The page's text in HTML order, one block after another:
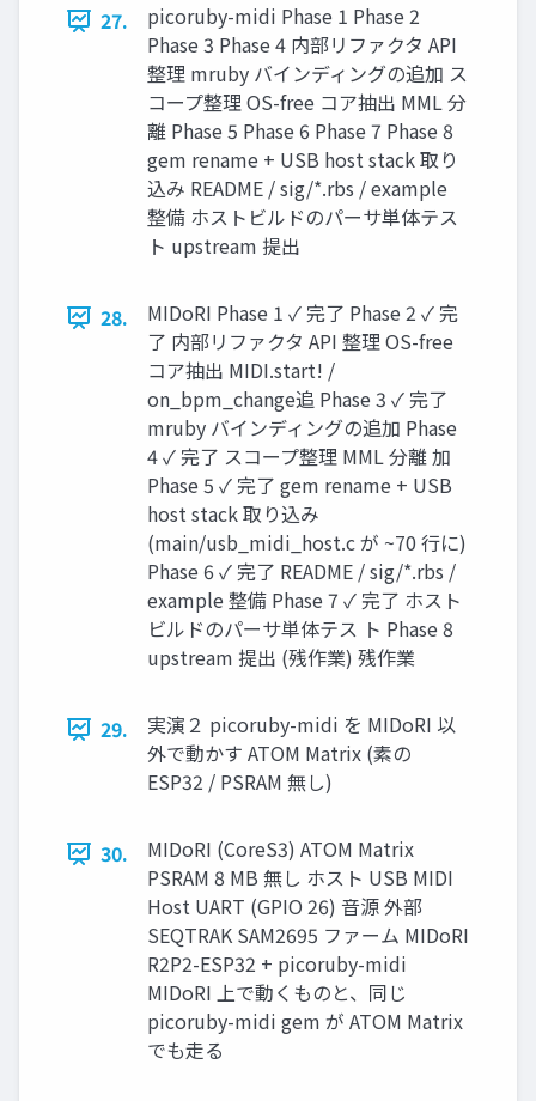
27.
picoruby-midi Phase 1 Phase 2
Phase 3 Phase 4 内部リファクタ API
整理 mruby バインディングの追加 ス
コープ整理 OS-free コア抽出 MML 分
離 Phase 5 Phase 6 Phase 7 Phase 8
gem rename + USB host stack 取り
込み README / sig/*.rbs / example
整備 ホストビルドのパーサ単体テス
ト upstream 提出
28.
MIDoRI Phase 1 ✓ 完了 Phase 2 ✓ 完
了 内部リファクタ API 整理 OS-free
コア抽出 MIDI.start! /
on_bpm_change追 Phase 3 ✓ 完了
mruby バインディングの追加 Phase
4 ✓ 完了 スコープ整理 MML 分離 加
Phase 5 ✓ 完了 gem rename + USB
host stack 取り込み
(main/usb_midi_host.c が ~70 行に)
Phase 6 ✓ 完了 README / sig/*.rbs /
example 整備 Phase 7 ✓ 完了 ホスト
ビルドのパーサ単体テス ト Phase 8
upstream 提出 (残作業) 残作業
29.
実演２ picoruby-midi を MIDoRI 以
外で動かす ATOM Matrix (素の
ESP32 / PSRAM 無し)
30.
MIDoRI (CoreS3) ATOM Matrix
PSRAM 8 MB 無し ホスト USB MIDI
Host UART (GPIO 26) 音源 外部
SEQTRAK SAM2695 ファーム MIDoRI
R2P2-ESP32 + picoruby-midi
MIDoRI 上で動くものと、同じ
picoruby-midi gem が ATOM Matrix
でも走る